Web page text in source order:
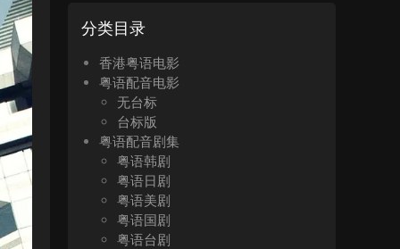
分类目录
香港粤语电影
粤语配音电影
无台标
台标版
粤语配音剧集
粤语韩剧
粤语日剧
粤语美剧
粤语国剧
粤语台剧